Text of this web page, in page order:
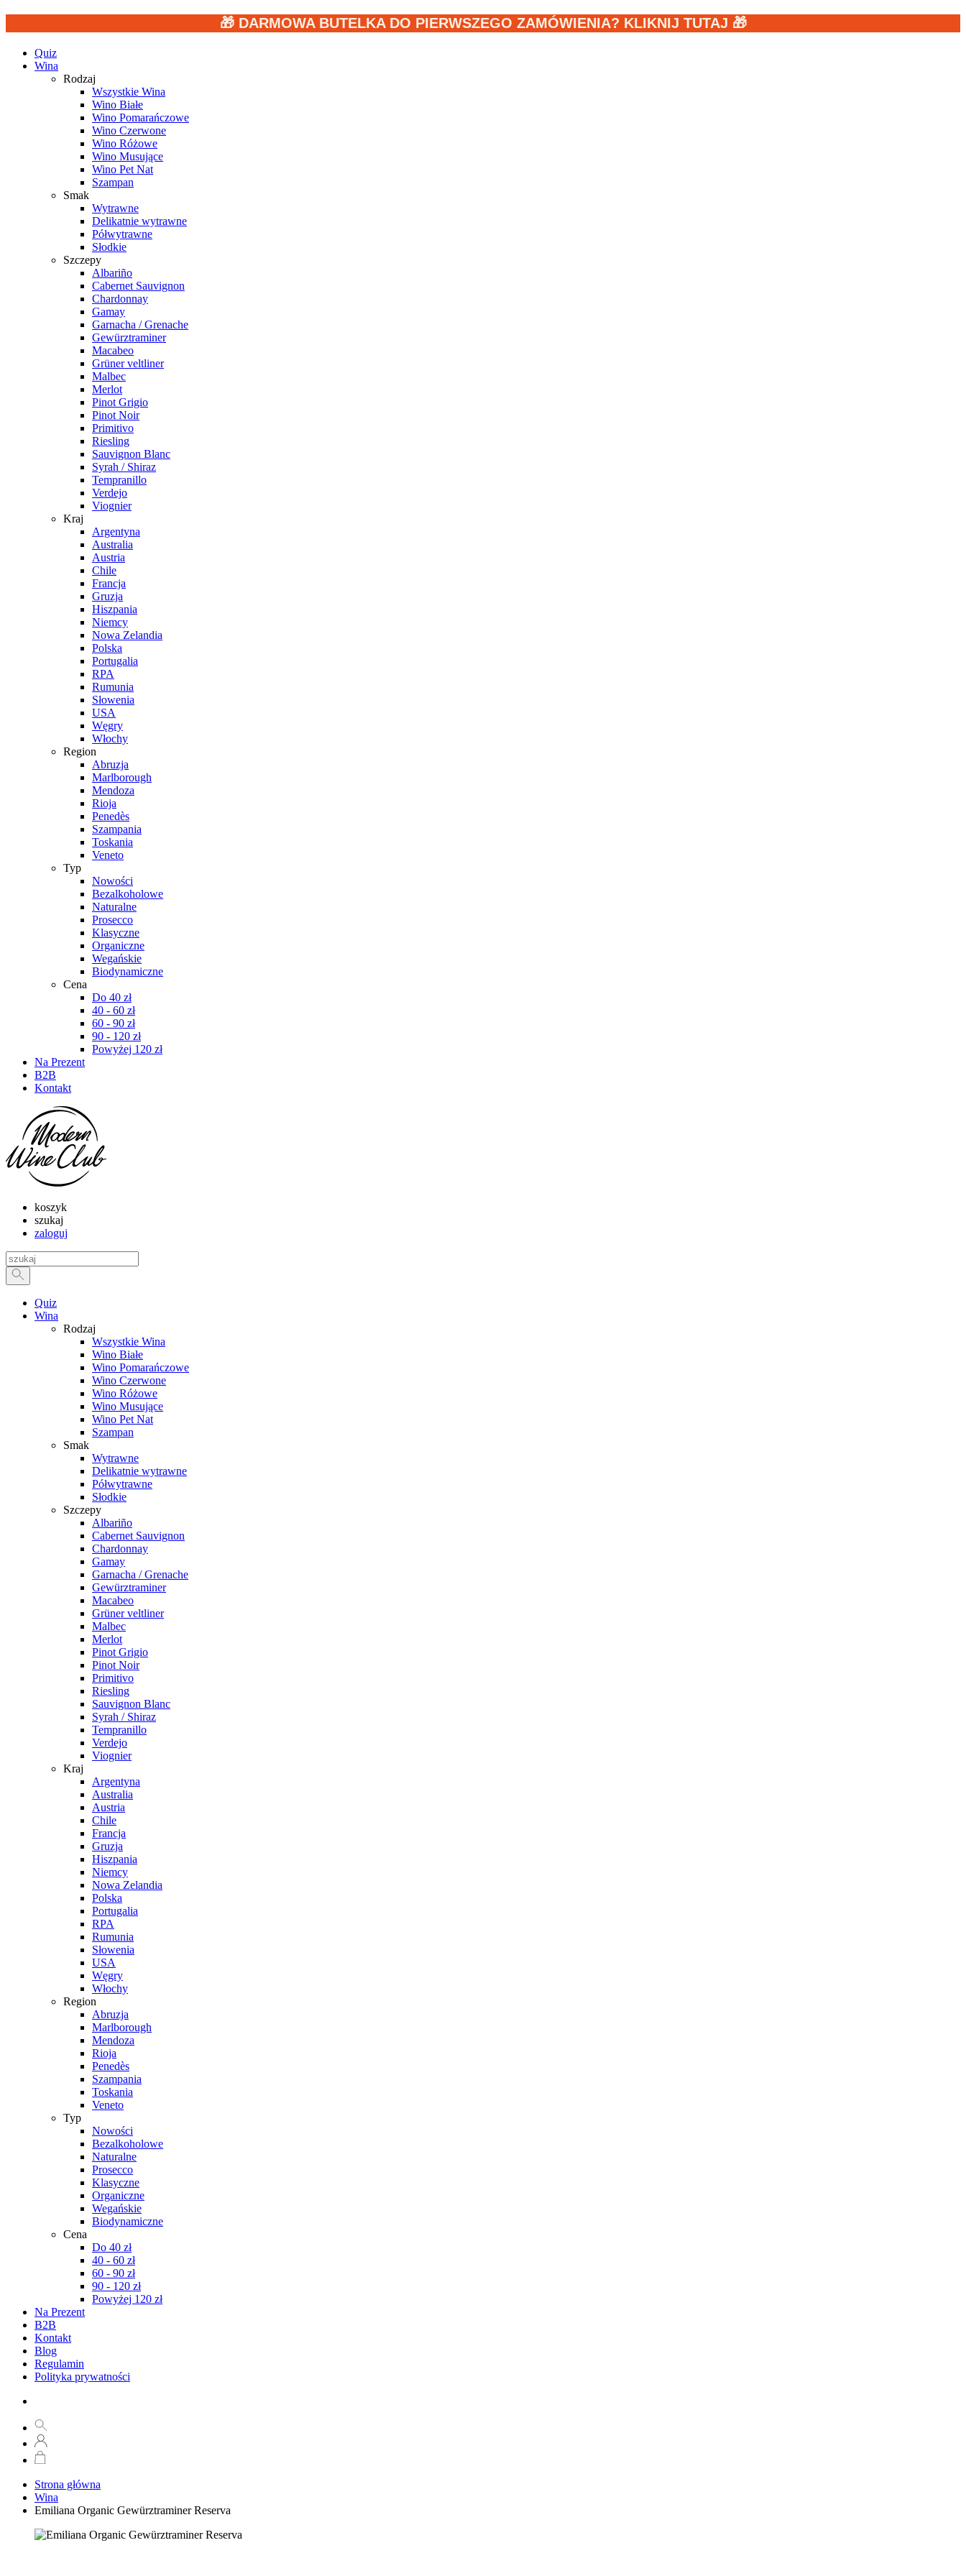
🎁 DARMOWA BUTELKA DO PIERWSZEGO ZAMÓWIENIA? KLIKNIJ TUTAJ 🎁
Quiz
Wina
Rodzaj
Wszystkie Wina
Wino Białe
Wino Pomarańczowe
Wino Czerwone
Wino Różowe
Wino Musujące
Wino Pet Nat
Szampan
Smak
Wytrawne
Delikatnie wytrawne
Półwytrawne
Słodkie
Szczepy
Albariño
Cabernet Sauvignon
Chardonnay
Gamay
Garnacha / Grenache
Gewürztraminer
Macabeo
Grüner veltliner
Malbec
Merlot
Pinot Grigio
Pinot Noir
Primitivo
Riesling
Sauvignon Blanc
Syrah / Shiraz
Tempranillo
Verdejo
Viognier
Kraj
Argentyna
Australia
Austria
Chile
Francja
Gruzja
Hiszpania
Niemcy
Nowa Zelandia
Polska
Portugalia
RPA
Rumunia
Słowenia
USA
Węgry
Włochy
Region
Abruzja
Marlborough
Mendoza
Rioja
Penedès
Szampania
Toskania
Veneto
Typ
Nowości
Bezalkoholowe
Naturalne
Prosecco
Klasyczne
Organiczne
Wegańskie
Biodynamiczne
Cena
Do 40 zł
40 - 60 zł
60 - 90 zł
90 - 120 zł
Powyżej 120 zł
Na Prezent
B2B
Kontakt
koszyk
szukaj
zaloguj
Quiz
Wina
Rodzaj
Wszystkie Wina
Wino Białe
Wino Pomarańczowe
Wino Czerwone
Wino Różowe
Wino Musujące
Wino Pet Nat
Szampan
Smak
Wytrawne
Delikatnie wytrawne
Półwytrawne
Słodkie
Szczepy
Albariño
Cabernet Sauvignon
Chardonnay
Gamay
Garnacha / Grenache
Gewürztraminer
Macabeo
Grüner veltliner
Malbec
Merlot
Pinot Grigio
Pinot Noir
Primitivo
Riesling
Sauvignon Blanc
Syrah / Shiraz
Tempranillo
Verdejo
Viognier
Kraj
Argentyna
Australia
Austria
Chile
Francja
Gruzja
Hiszpania
Niemcy
Nowa Zelandia
Polska
Portugalia
RPA
Rumunia
Słowenia
USA
Węgry
Włochy
Region
Abruzja
Marlborough
Mendoza
Rioja
Penedès
Szampania
Toskania
Veneto
Typ
Nowości
Bezalkoholowe
Naturalne
Prosecco
Klasyczne
Organiczne
Wegańskie
Biodynamiczne
Cena
Do 40 zł
40 - 60 zł
60 - 90 zł
90 - 120 zł
Powyżej 120 zł
Na Prezent
B2B
Kontakt
Blog
Regulamin
Polityka prywatności
Strona główna
Wina
Emiliana Organic Gewürztraminer Reserva